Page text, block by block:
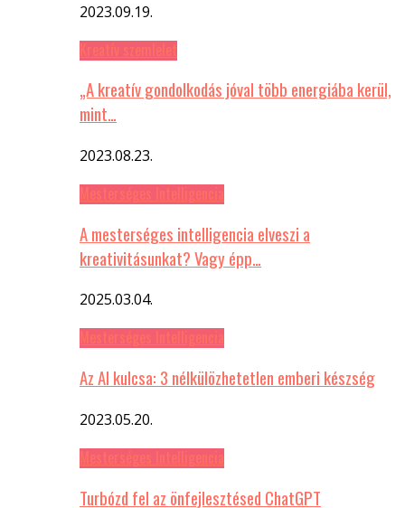
2023.09.19.
„A kreatív gondolkodás jóval több energiába kerül,
mint…
2023.08.23.
A mesterséges intelligencia elveszi a
kreativitásunkat? Vagy épp…
2025.03.04.
Az AI kulcsa: 3 nélkülözhetetlen emberi készség
2023.05.20.
Turbózd fel az önfejlesztésed ChatGPT